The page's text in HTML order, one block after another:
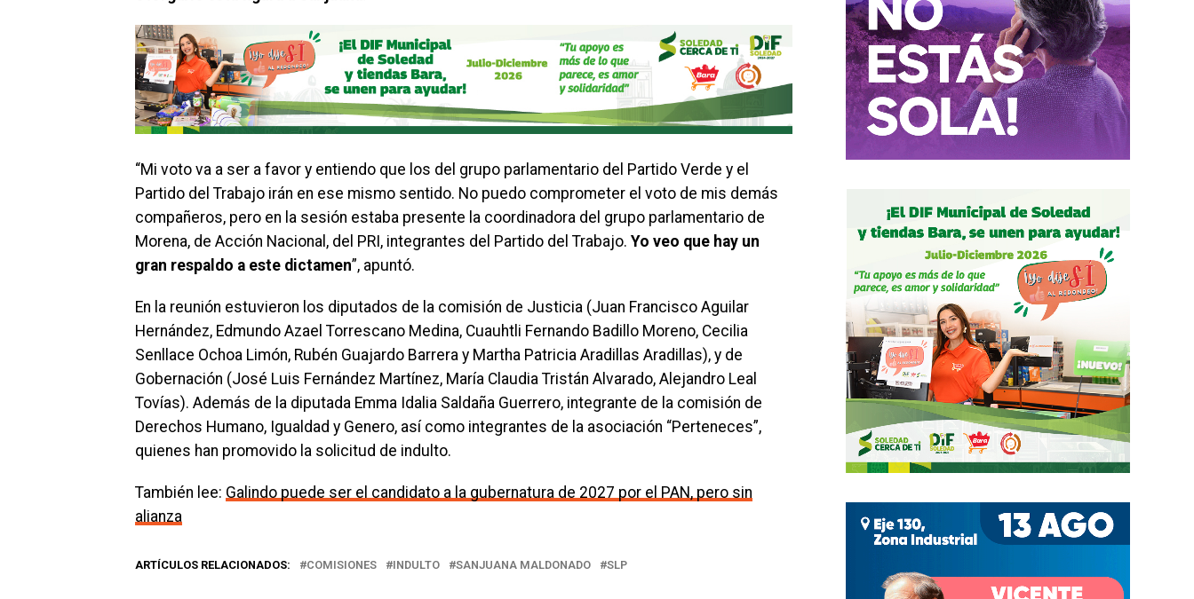
“Mi voto va a ser a favor y entiendo que los del grupo parlamentario del Partido Verde y el
Partido del Trabajo irán en ese mismo sentido. No puedo comprometer el voto de mis demás
compañeros, pero en la sesión estaba presente la coordinadora del grupo parlamentario de
Morena, de Acción Nacional, del PRI, integrantes del Partido del Trabajo. Yo veo que hay un
gran respaldo a este dictamen”, apuntó.
En la reunión estuvieron los diputados de la comisión de Justicia (Juan Francisco Aguilar
Hernández, Edmundo Azael Torrescano Medina, Cuauhtli Fernando Badillo Moreno, Cecilia
Senllace Ochoa Limón, Rubén Guajardo Barrera y Martha Patricia Aradillas Aradillas), y de
Gobernación (José Luis Fernández Martínez, María Claudia Tristán Alvarado, Alejandro Leal
Tovías). Además de la diputada Emma Idalia Saldaña Guerrero, integrante de la comisión de
Derechos Humano, Igualdad y Genero, así como integrantes de la asociación “Perteneces”,
quienes han promovido la solicitud de indulto.
También lee: Galindo puede ser el candidato a la gubernatura de 2027 por el PAN, pero sin
alianza
ARTÍCULOS RELACIONADOS: COMISIONES INDULTO SANJUANA MALDONADO SLP